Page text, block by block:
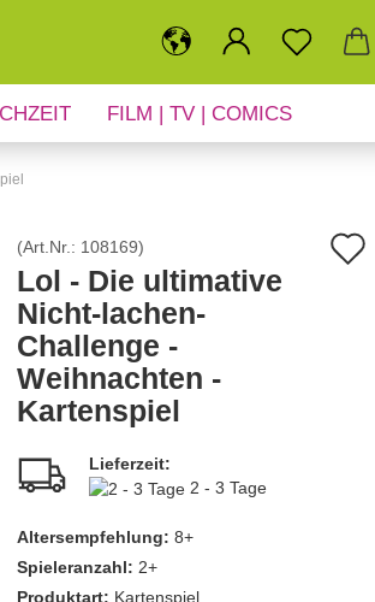
FILM | TV | COMICS
(Art.Nr.: 108169)
Lol - Die ultimative
Nicht-lachen-
Challenge -
Weihnachten -
Kartenspiel
Lieferzeit:
2 - 3 Tage
Altersempfehlung: 8+
Spieleranzahl: 2+
Produktart: Kartenspiel